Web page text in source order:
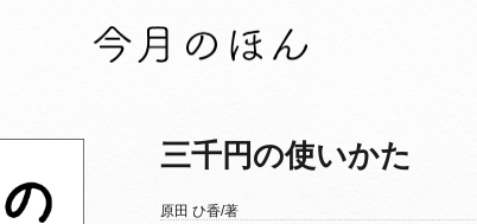
三千円の使いかた
原田 ひ香/著